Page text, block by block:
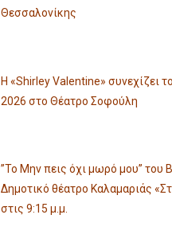
Θεσσαλονίκης
Η «Shirley Valentine» συνεχίζει
2026 στο Θέατρο Σοφούλη
”Το Μην πεις όχι μωρό μου” του
Δημοτικό θέατρο Καλαμαριάς
στις 9:15 μ.μ.